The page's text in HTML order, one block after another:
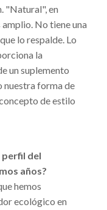
"Natural", en
No tiene una
lo respalde. Lo
la
un suplemento
nuestra forma de
de estilo
perfil del
años?
hemos
ecológico en